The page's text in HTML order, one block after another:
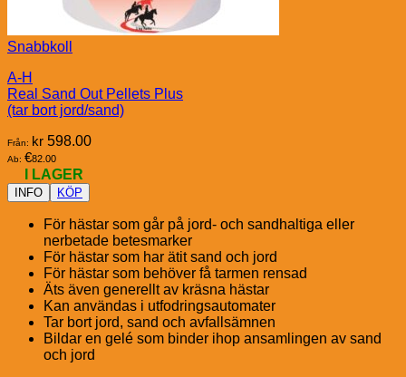
Snabbkoll
A-H
Real Sand Out Pellets Plus
(tar bort jord/sand)
Från: kr 598.00
Ab: €82.00
I LAGER
INFO KÖP
För hästar som går på jord- och sandhaltiga eller
nerbetade betesmarker
För hästar som har ätit sand och jord
För hästar som behöver få tarmen rensad
Äts även generellt av kräsna hästar
Kan användas i utfodringsautomater
Tar bort jord, sand och avfallsämnen
Bildar en gelé som binder ihop ansamlingen av sand
och jord